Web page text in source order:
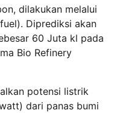
dilakukan melalui
Diprediksi akan
60 Juta kl pada
Bio Refinery
potensi listrik
dari panas bumi